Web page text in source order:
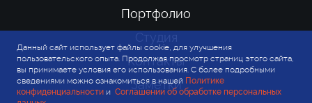
Портфолио
Студия
Контакты
Заметки
Данный сайт использует файлы cookie, для улучшения
пользовательского опыта. Продолжая просмотр страниц этого сайта,
вы принимаете условия его использования. С более подробными
сведениями можно ознакомиться в нашей Политике
конфиденциальности и Соглашении об обработке персональных